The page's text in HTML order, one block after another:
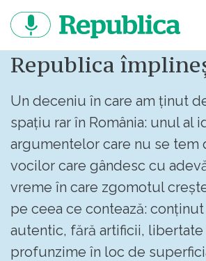
continut
Republica
Un deceniu în care am ținut
spațiu rar în România: unul al
argumentelor care nu se tem
vocilor care gândesc cu
vreme în care zgomotul
pe ceea ce contează:
autentic, fără artificii,
profunzime în loc de